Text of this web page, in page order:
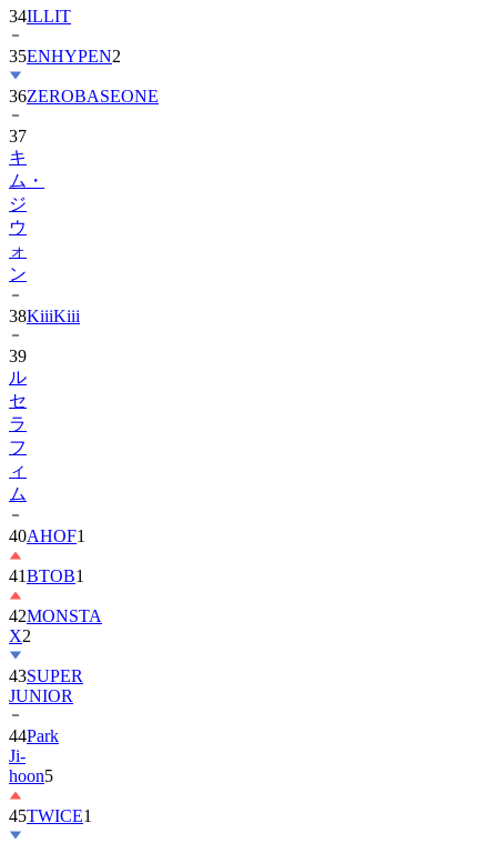
34ILLIT
35ENHYPEN2
36ZEROBASEONE
37
キ
ム・
ジ
ウ
ォ
ン
38KiiiKiii
39
ル
セ
ラ
フ
ィ
ム
40AHOF1
41BTOB1
42MONSTA
X2
43SUPER
JUNIOR
44Park
Ji-
hoon5
45TWICE1